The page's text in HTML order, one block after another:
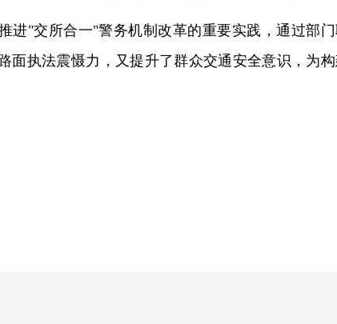
进"交所合一"警务机制改革的重要实践，通过部
面执法震慑力，又提升了群众交通安全意识，为